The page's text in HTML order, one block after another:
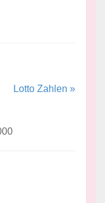
Lotto Zahlen »